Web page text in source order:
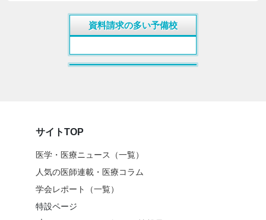
資料請求の多い予備校
サイトTOP
医学・医療ニュース（一覧）
人気の医師連載・医療コラム
学会レポート（一覧）
特設ページ